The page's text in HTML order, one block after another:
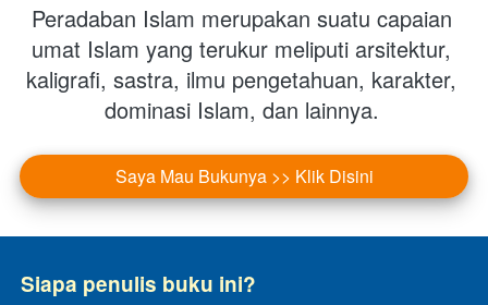
Peradaban Islam merupakan suatu capaian
umat Islam yang terukur meliputi arsitektur,
kaligrafi, sastra, ilmu pengetahuan, karakter,
dominasi Islam, dan lainnya.
`
Saya Mau Bukunya >> Klik Disini
Siapa penulis buku ini?